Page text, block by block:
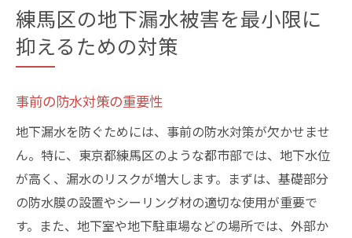
練馬区の地下漏水被害を最小限に
抑えるための対策
事前の防水対策の重要性
地下漏水を防ぐためには、事前の防水対策が欠かせませ
ん。特に、東京都練馬区のような都市部では、地下水位
が高く、漏水のリスクが増大します。まずは、基礎部分
の防水膜の設置やシーリング材の適切な使用が重要で
す。また、地下室や地下駐車場などの場所では、外部か